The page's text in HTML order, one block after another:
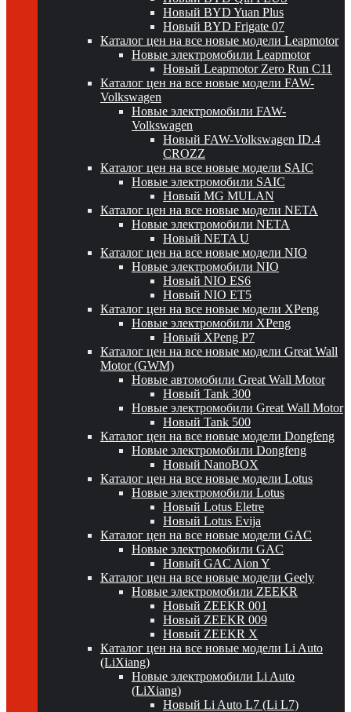
Новый BYD Yuan Plus
Новый BYD Frigate 07
Каталог цен на все новые модели Leapmotor
Новые электромобили Leapmotor
Новый Leapmotor Zero Run C11
Каталог цен на все новые модели FAW-
Volkswagen
Новые электромобили FAW-
Volkswagen
Новый FAW-Volkswagen ID.4
CROZZ
Каталог цен на все новые модели SAIC
Новые электромобили SAIC
Новый MG MULAN
Каталог цен на все новые модели NETA
Новые электромобили NETA
Новый NETA U
Каталог цен на все новые модели NIO
Новые электромобили NIO
Новый NIO ES6
Новый NIO ET5
Каталог цен на все новые модели XPeng
Новые электромобили XPeng
Новый XPeng P7
Каталог цен на все новые модели Great Wall
Motor (GWM)
Новые автомобили Great Wall Motor
Новый Tank 300
Новые электромобили Great Wall Motor
Новый Tank 500
Каталог цен на все новые модели Dongfeng
Новые электромобили Dongfeng
Новый NanoBOX
Каталог цен на все новые модели Lotus
Новые электромобили Lotus
Новый Lotus Eletre
Новый Lotus Evija
Каталог цен на все новые модели GAC
Новые электромобили GAC
Новый GAC Aion Y
Каталог цен на все новые модели Geely
Новые электромобили ZEEKR
Новый ZEEKR 001
Новый ZEEKR 009
Новый ZEEKR X
Каталог цен на все новые модели Li Auto
(LiXiang)
Новые электромобили Li Auto
(LiXiang)
Новый Li Auto L7 (Li L7)